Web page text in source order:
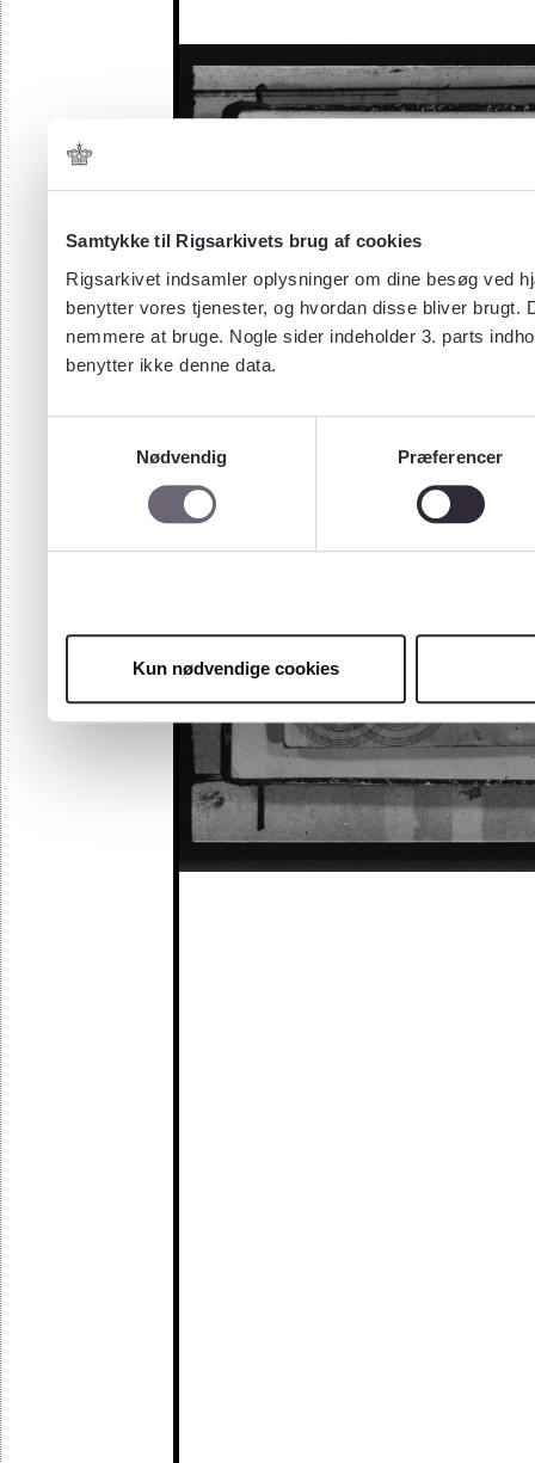
Samtykke til Rigsarkivets brug af cookies
Rigsarkivet indsamler oplysninger om dine besøg ved
benytter vores tjenester, og hvordan disse bliver
nemmere at bruge. Nogle sider indeholder 3. parts
benytter ikke denne data.
Nødvendig
Præferencer
Kun nødvendige cookies